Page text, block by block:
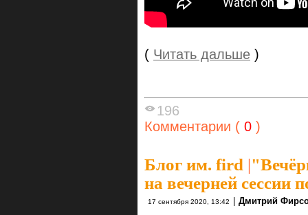
( Читать дальше )
196
Комментарии ( 0 )
Блог им. fird |
на вечерней сессии
17 сентября 2020, 13:42 Дмитрий